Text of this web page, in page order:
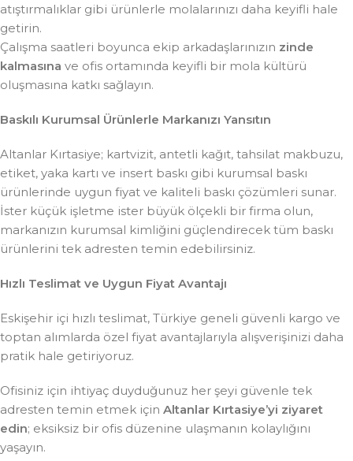
atıştırmalıklar gibi ürünlerle molalarınızı daha keyifli hale
getirin.
Çalışma saatleri boyunca ekip arkadaşlarınızın zinde
kalmasına ve ofis ortamında keyifli bir mola kültürü
oluşmasına katkı sağlayın.
Baskılı Kurumsal Ürünlerle Markanızı Yansıtın
Altanlar Kırtasiye; kartvizit, antetli kağıt, tahsilat makbuzu,
etiket, yaka kartı ve insert baskı gibi kurumsal baskı
ürünlerinde uygun fiyat ve kaliteli baskı çözümleri sunar.
İster küçük işletme ister büyük ölçekli bir firma olun,
markanızın kurumsal kimliğini güçlendirecek tüm baskı
ürünlerini tek adresten temin edebilirsiniz.
Hızlı Teslimat ve Uygun Fiyat Avantajı
Eskişehir içi hızlı teslimat, Türkiye geneli güvenli kargo ve
toptan alımlarda özel fiyat avantajlarıyla alışverişinizi daha
pratik hale getiriyoruz.
Ofisiniz için ihtiyaç duyduğunuz her şeyi güvenle tek
adresten temin etmek için Altanlar Kırtasiye’yi ziyaret
edin; eksiksiz bir ofis düzenine ulaşmanın kolaylığını
yaşayın.